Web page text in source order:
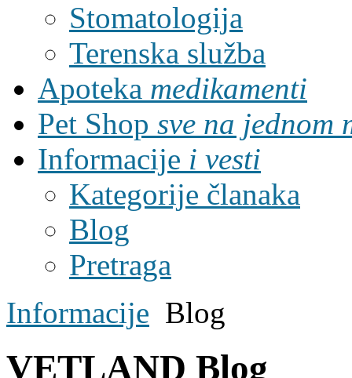
Stomatologija
Terenska služba
Apoteka medikamenti
Pet Shop sve na jednom
Informacije i vesti
Kategorije članaka
Blog
Pretraga
Informacije Blog
VETLAND Blog